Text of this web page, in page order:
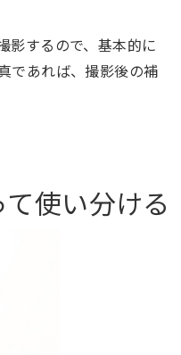
影するので、基本的に
であれば、撮影後の補
使い分ける